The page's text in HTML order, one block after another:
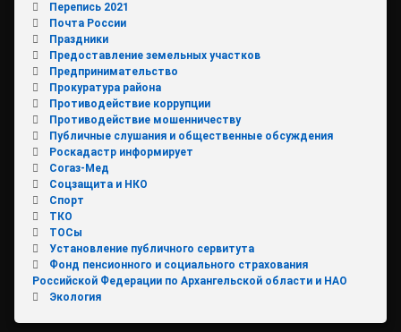
Перепись 2021
Почта России
Праздники
Предоставление земельных участков
Предпринимательство
Прокуратура района
Противодействие коррупции
Противодействие мошенничеству
Публичные слушания и общественные обсуждения
Роскадастр информирует
Согаз-Мед
Соцзащита и НКО
Спорт
ТКО
ТОСы
Установление публичного сервитута
Фонд пенсионного и социального страхования
Российской Федерации по Архангельской области и НАО
Экология